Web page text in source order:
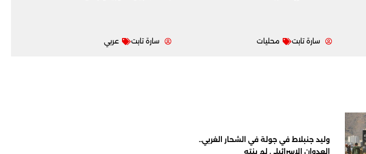
سارة تابت محليات سارة تابت عربي
وليد جنبلاط في جولة في الشحار الغربي..
العدوان الإسرائيلي لم ينته